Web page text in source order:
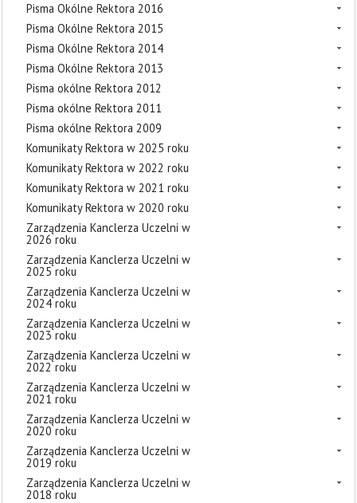
Pisma Okólne Rektora 2016
Pisma Okólne Rektora 2015
Pisma Okólne Rektora 2014
Pisma Okólne Rektora 2013
Pisma okólne Rektora 2012
Pisma okólne Rektora 2011
Pisma okólne Rektora 2009
Komunikaty Rektora w 2025 roku
Komunikaty Rektora w 2022 roku
Komunikaty Rektora w 2021 roku
Komunikaty Rektora w 2020 roku
Zarządzenia Kanclerza Uczelni w
2026 roku
Zarządzenia Kanclerza Uczelni w
2025 roku
Zarządzenia Kanclerza Uczelni w
2024 roku
Zarządzenia Kanclerza Uczelni w
2023 roku
Zarządzenia Kanclerza Uczelni w
2022 roku
Zarządzenia Kanclerza Uczelni w
2021 roku
Zarządzenia Kanclerza Uczelni w
2020 roku
Zarządzenia Kanclerza Uczelni w
2019 roku
Zarządzenia Kanclerza Uczelni w
2018 roku